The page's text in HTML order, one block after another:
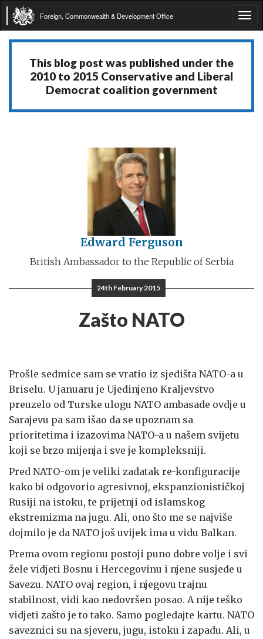
Foreign, Commonwealth & Development Office
This blog post was published under the
2010 to 2015 Conservative and Liberal
Democrat coalition government
Edward Ferguson
British Ambassador to the Republic of Serbia
24th February 2015
Zašto NATO
Prošle sedmice sam se vratio iz sjedišta NATO-a u
Briselu. U januaru je Ujedinjeno Kraljevstvo
preuzelo od Turske ulogu NATO ambasade ovdje u
Sarajevu pa sam išao da se upoznam sa
prioritetima i izazovima NATO-a u našem svijetu
koji se brzo mijenja i sve je kompleksniji.
Pred NATO-om je veliki zadatak re-konfiguracije
kako bi odgovorio agresivnoj, ekspanzionističkoj
Rusiji na istoku, te prijetnji od islamskog
ekstremizma na jugu. Ali, ono što me se najviše
dojmilo je da NATO još uvijek ima u vidu Balkan.
Prema ovom regionu postoji puno dobre volje i svi
žele vidjeti Bosnu i Hercegovinu i njene susjede u
Savezu. NATO ovaj region, i njegovu trajnu
stabilnost, vidi kao nedovršen posao. A nije teško
vidjeti zašto je to tako. Samo pogledajte kartu. NATO
saveznici su na sjeveru, jugu, istoku i zapadu. Ali, u